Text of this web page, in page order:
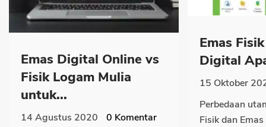
Emas Digital Online vs
Fisik Logam Mulia
untuk...
14 Agustus 2020 0 Komentar
Emas
Digital
15 Oktober
Perbedaan
Fisik dan